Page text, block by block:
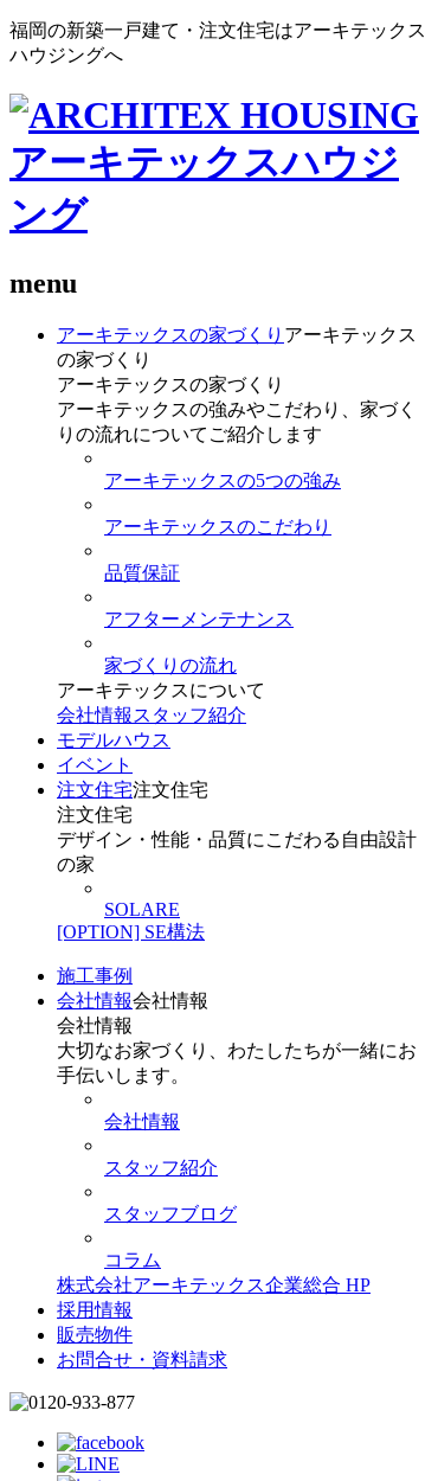
福岡の新築一戸建て・注文住宅はアーキテックス
ハウジングへ
menu
アーキテックスの家づくり アーキテックス
の家づくり
アーキテックスの家づくり
アーキテックスの強みやこだわり、家づく
りの流れについてご紹介します
アーキテックスの5つの強み
アーキテックスのこだわり
品質保証
アフターメンテナンス
家づくりの流れ
アーキテックスについて
会社情報 スタッフ紹介
モデルハウス
イベント
注文住宅注文住宅
注文住宅
デザイン・性能・品質にこだわる自由設計
の家
SOLARE
[OPTION] SE構法
施工事例
会社情報会社情報
会社情報
大切なお家づくり、わたしたちが一緒にお
手伝いします。
会社情報
スタッフ紹介
スタッフブログ
コラム
株式会社アーキテックス企業総合 HP
採用情報
販売物件
お問合せ・資料請求